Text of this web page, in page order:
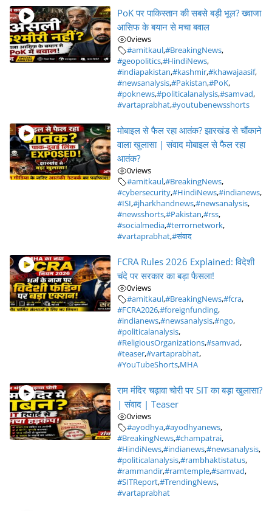
PoK पर पाकिस्तान की सबसे बड़ी भूल? ख्वाजा
आसिफ के बयान से मचा बवाल
0views
#amitkaul,#BreakingNews,
#geopolitics,#HindiNews,
#indiapakistan,#kashmir,#khawajaasif,
#newsanalysis,#Pakistan,#PoK,
#poknews,#politicalanalysis,#samvad,
#vartaprabhat,#youtubenewsshorts
मोबाइल से फैल रहा आतंक? झारखंड से चौंकाने
वाला खुलासा | संवाद मोबाइल से फैल रहा
आतंक?
0views
#amitkaul,#BreakingNews,
#cybersecurity,#HindiNews,#indianews,
#ISI,#jharkhandnews,#newsanalysis,
#newsshorts,#Pakistan,#rss,
#socialmedia,#terrornetwork,
#vartaprabhat,#संवाद
FCRA Rules 2026 Explained: विदेशी
चंदे पर सरकार का बड़ा फैसला!
0views
#amitkaul,#BreakingNews,#fcra,
#FCRA2026,#foreignfunding,
#indianews,#newsanalysis,#ngo,
#politicalanalysis,
#ReligiousOrganizations,#samvad,
#teaser,#vartaprabhat,
#YouTubeShorts,MHA
राम मंदिर चढ़ावा चोरी पर SIT का बड़ा खुलासा?
| संवाद | Teaser
0views
#ayodhya,#ayodhyanews,
#BreakingNews,#champatrai,
#HindiNews,#indianews,#newsanalysis,
#politicalanalysis,#rambhaktistatus,
#rammandir,#ramtemple,#samvad,
#SITReport,#TrendingNews,
#vartaprabhat